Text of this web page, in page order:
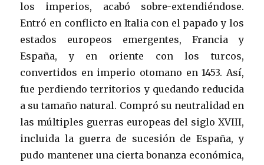
los imperios, acabó sobre-extendiéndose.
Entró en conflicto en Italia con el papado y los
estados europeos emergentes, Francia y
España, y en oriente con los turcos,
convertidos en imperio otomano en 1453. Así,
fue perdiendo territorios y quedando reducida
a su tamaño natural. Compró su neutralidad en
las múltiples guerras europeas del siglo XVIII,
incluida la guerra de sucesión de España, y
pudo mantener una cierta bonanza económica,